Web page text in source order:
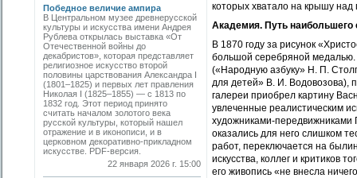
Победное величие ампира
В Центральном музее древнерусской
культуры и искусства имени Андрея
Рублева открылась выставка «От
Отечественной войны до
декабристов», которая представляет
религиозное искусство второй
половины царствования Александра I
(1801–1825) и первых лет правления
Николая I (1825–1855) — с 1813 по
1832 год. Этот период принято
считать началом золотого века
русской культуры, который нашел
отражение и в иконописи, и в
церковном декоративно-прикладном
искусстве. PDF-версия.
22 января 2026 г. 15:00
которых хватало на крышу над
Академия. Путь наибольшего
В 1870 году за рисунок
большой серебряной медалью.
(«Народную азбуку» Н. П.
для детей» В. И. Водовозова),
галереи приобрел картину
увлеченные реалистическим
художниками-­передвижниками
оказались для него слишком
работ, переключается на
искусства, коллег и критиков
его живопись «не внесла